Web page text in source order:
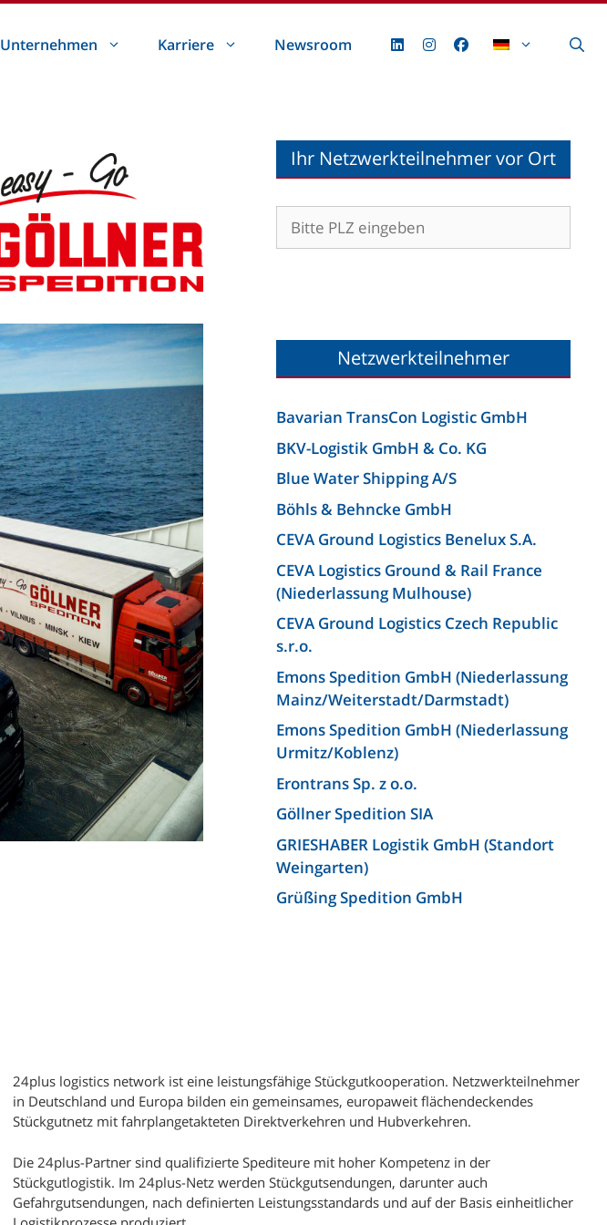
Unternehmen Karriere Newsroom
Ihr Netzwerkteilnehmer vor Ort
Netzwerkteilnehmer
Bavarian TransCon Logistic GmbH
BKV-Logistik GmbH & Co. KG
Blue Water Shipping A/S
Böhls & Behncke GmbH
CEVA Ground Logistics Benelux S.A.
CEVA Logistics Ground & Rail France
(Niederlassung Mulhouse)
CEVA Ground Logistics Czech Republic
s.r.o.
Emons Spedition GmbH (Niederlassung
Mainz/Weiterstadt/Darmstadt)
Emons Spedition GmbH (Niederlassung
Urmitz/Koblenz)
Erontrans Sp. z o.o.
Göllner Spedition SIA
GRIESHABER Logistik GmbH (Standort
Weingarten)
Grüßing Spedition GmbH
KLG Europe Logistics SRL
Kunzendorf Spedition GmbH
Kunzendorf Spedition GmbH
(Niederlassung Ludwigsburg)
Lagermax Logistics Austria GmbH
24plus logistics network ist eine leistungsfähige Stückgutkooperation. Netzwerkteilnehmer
in Deutschland und Europa bilden ein gemeinsames, europaweit flächendeckendes
Stückgutnetz mit fahrplangetakteten Direktverkehren und Hubverkehren.
Die 24plus-Partner sind qualifizierte Spediteure mit hoher Kompetenz in der
Stückgutlogistik. Im 24plus-Netz werden Stückgutsendungen, darunter auch
Gefahrgutsendungen, nach definierten Leistungsstandards und auf der Basis einheitlicher